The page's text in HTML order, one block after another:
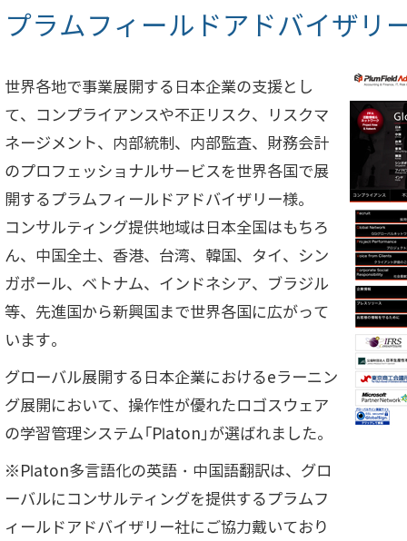
プラムフィールドアドバイザリ
世界各地で事業展開する日本企業の支援とし
て、コンプライアンスや不正リスク、リスクマ
ネージメント、内部統制、内部監査、財務会計
のプロフェッショナルサービスを世界各国で展
開するプラムフィールドアドバイザリー様。
コンサルティング提供地域は日本全国はもちろ
ん、中国全土、香港、台湾、韓国、タイ、シン
ガポール、ベトナム、インドネシア、ブラジル
等、先進国から新興国まで世界各国に広がって
います。
グローバル展開する日本企業におけるeラーニン
グ展開において、操作性が優れたロゴスウェア
の学習管理システム「Platon」が選ばれました。
※Platon多言語化の英語・中国語翻訳は、グロ
ーバルにコンサルティングを提供するプラムフ
ィールドアドバイザリー社にご協力戴いており